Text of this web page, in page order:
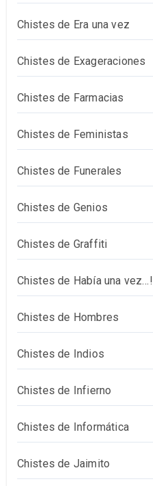
Chistes de Era una vez
Chistes de Exageraciones
Chistes de Farmacias
Chistes de Feministas
Chistes de Funerales
Chistes de Genios
Chistes de Graffiti
Chistes de Había una vez…!
Chistes de Hombres
Chistes de Indios
Chistes de Infierno
Chistes de Informática
Chistes de Jaimito